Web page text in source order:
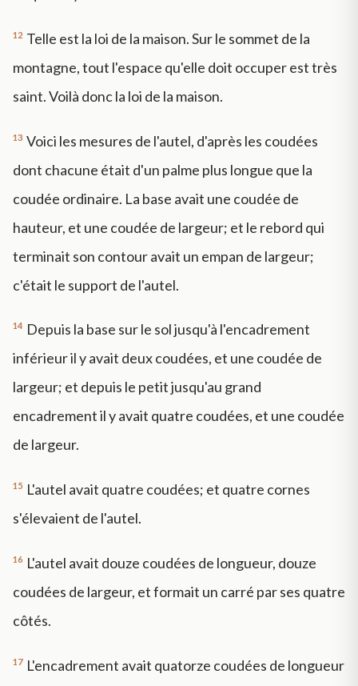
12 Telle est la loi de la maison. Sur le sommet de la
montagne, tout l'espace qu'elle doit occuper est très
saint. Voilà donc la loi de la maison.
13 Voici les mesures de l'autel, d'après les coudées
dont chacune était d'un palme plus longue que la
coudée ordinaire. La base avait une coudée de
hauteur, et une coudée de largeur; et le rebord qui
terminait son contour avait un empan de largeur;
c'était le support de l'autel.
14 Depuis la base sur le sol jusqu'à l'encadrement
inférieur il y avait deux coudées, et une coudée de
largeur; et depuis le petit jusqu'au grand
encadrement il y avait quatre coudées, et une coudée
de largeur.
15 L'autel avait quatre coudées; et quatre cornes
s'élevaient de l'autel.
16 L'autel avait douze coudées de longueur, douze
coudées de largeur, et formait un carré par ses quatre
côtés.
17 L'encadrement avait quatorze coudées de longueur